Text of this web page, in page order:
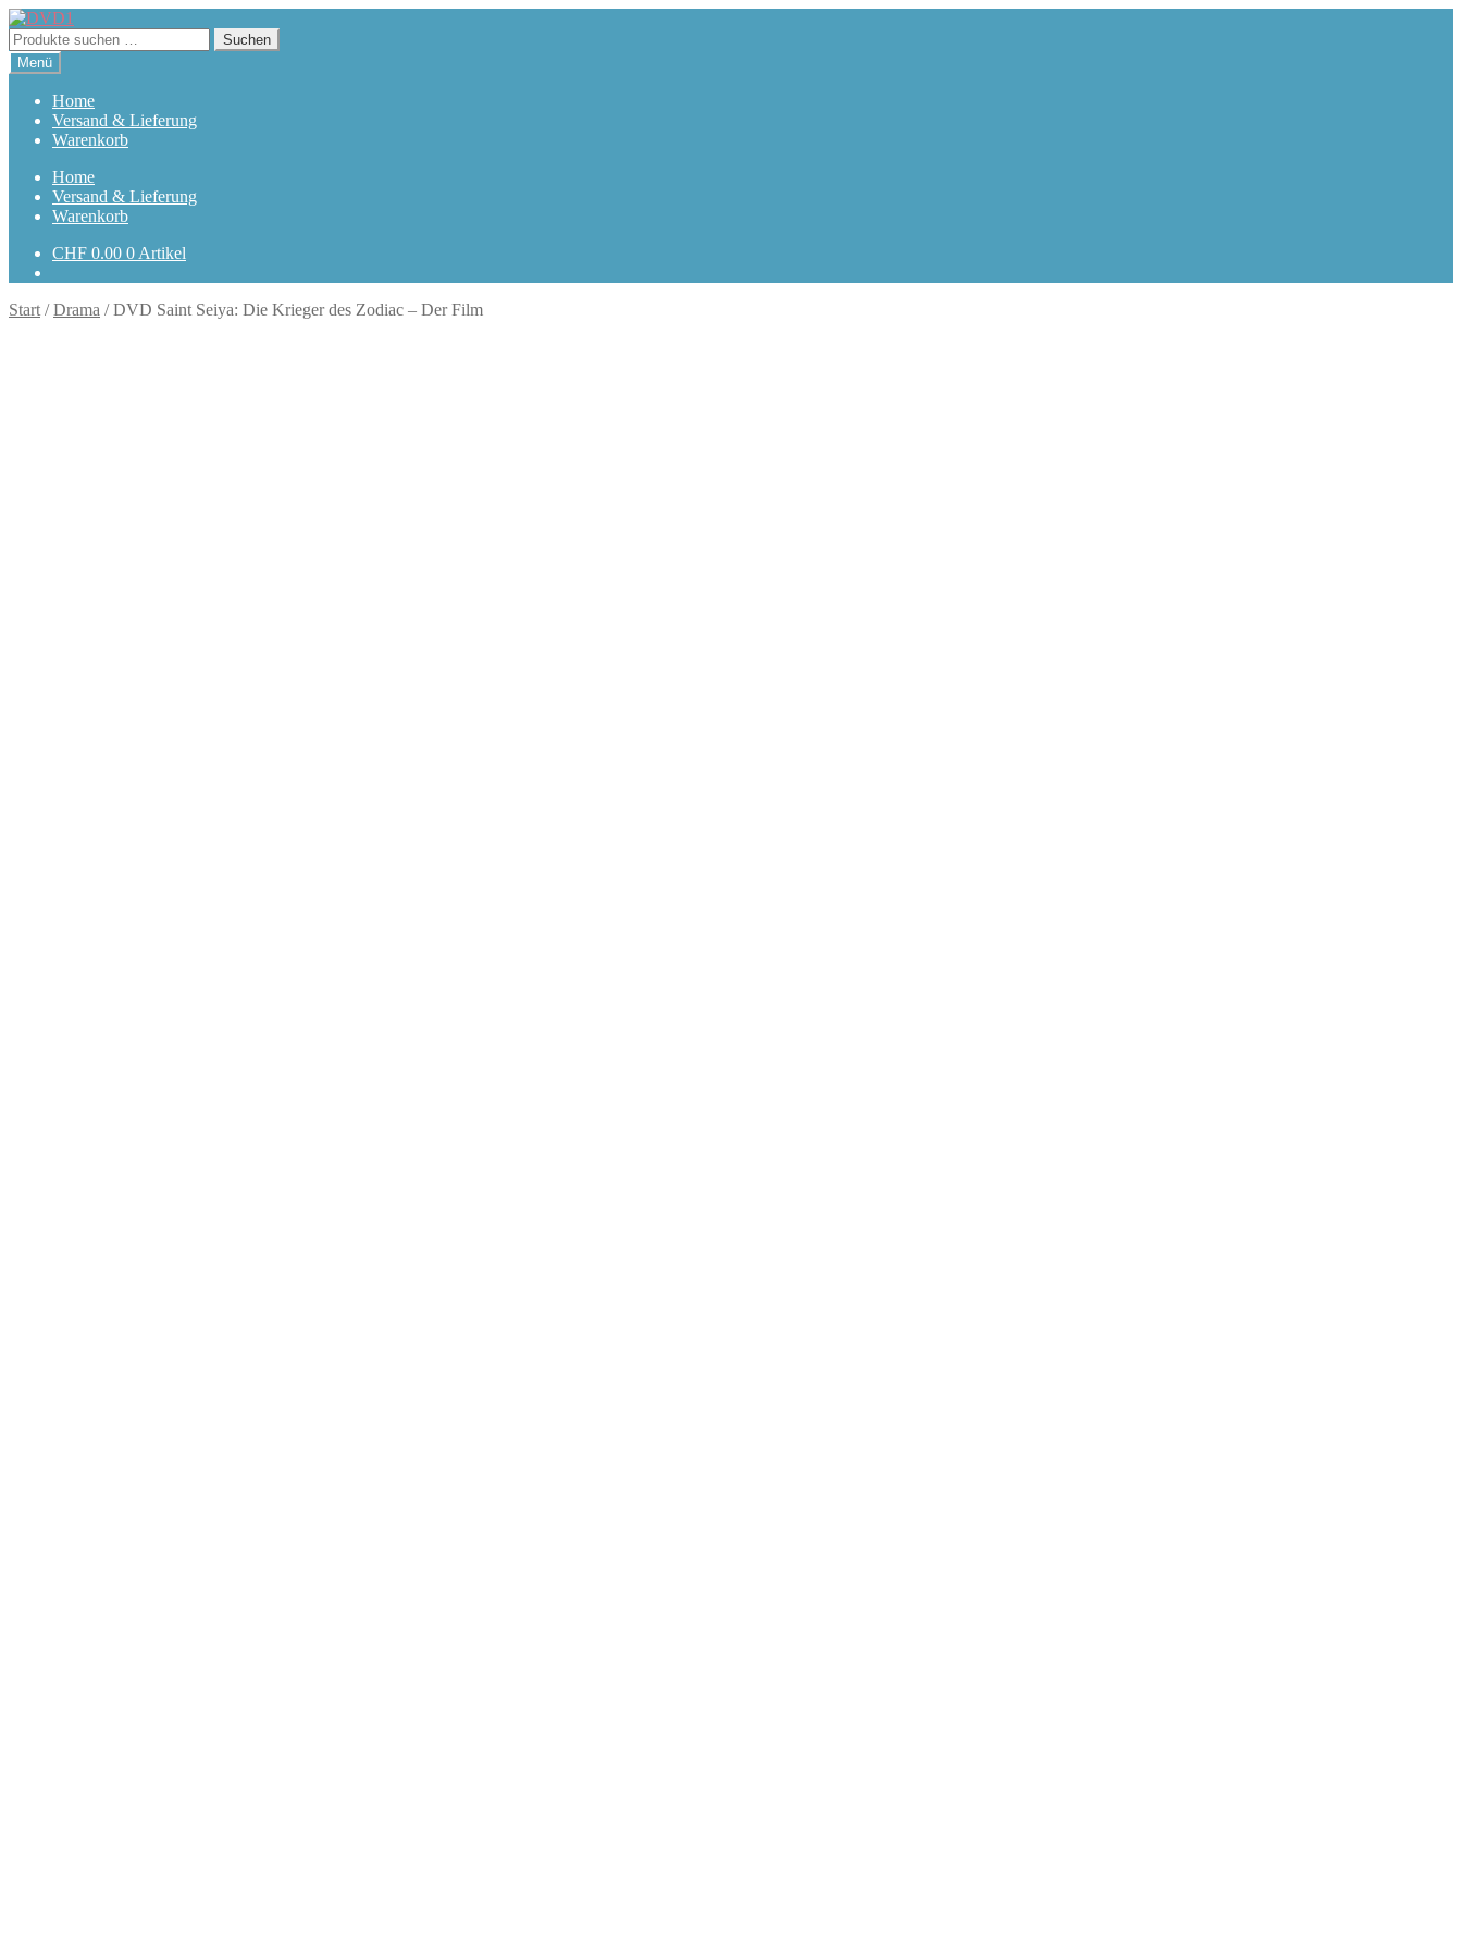
Zur
Navigation
springen
Zum
Inhalt
springen
Suchen
nach:
Suchen
Menü
Home
Versand & Lieferung
Warenkorb
Home
Versand & Lieferung
Warenkorb
CHF 0.00 0 Artikel
Start /Drama /DVD Saint Seiya: Die Krieger des Zodiac – Der Film